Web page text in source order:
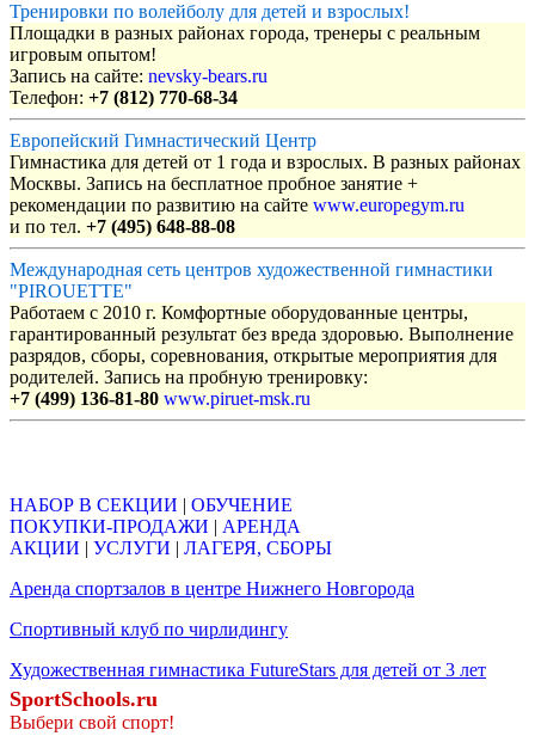
Тренировки по волейболу для детей и взрослых!
Площадки в разных районах города, тренеры с реальным
игровым опытом!
Запись на сайте: nevsky-bears.ru
Телефон: +7 (812) 770-68-34
Европейский Гимнастический Центр
Гимнастика для детей от 1 года и взрослых. В разных районах
Москвы. Запись на бесплатное пробное занятие +
рекомендации по развитию на сайте www.europegym.ru
и по тел. +7 (495) 648-88-08
Международная сеть центров художественной гимнастики
"PIROUETTE"
Работаем с 2010 г. Комфортные оборудованные центры,
гарантированный результат без вреда здоровью. Выполнение
разрядов, сборы, соревнования, открытые мероприятия для
родителей. Запись на пробную тренировку:
+7 (499) 136-81-80 www.piruet-msk.ru
НАБОР В СЕКЦИИ | ОБУЧЕНИЕ
ПОКУПКИ-ПРОДАЖИ | АРЕНДА
АКЦИИ | УСЛУГИ | ЛАГЕРЯ, СБОРЫ
Аренда спортзалов в центре Нижнего Новгорода
Спортивный клуб по чирлидингу
Художественная гимнастика FutureStars для детей от 3 лет
SportSchools.ru
Выбери свой спорт!